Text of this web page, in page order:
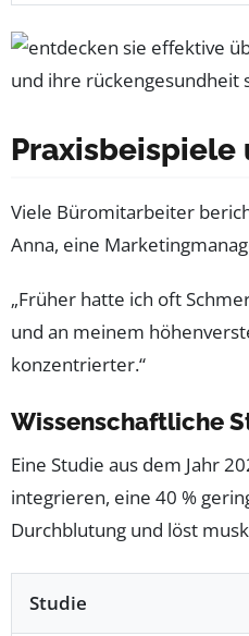
Viele Büromitarbeiter
Anna, eine
„Früher hatte ich oft
und an meinem
konzentrierter.“
Wissenschaftliche
Eine Studie aus dem Jahr
integrieren, eine 40 %
Durchblutung und löst
Studie